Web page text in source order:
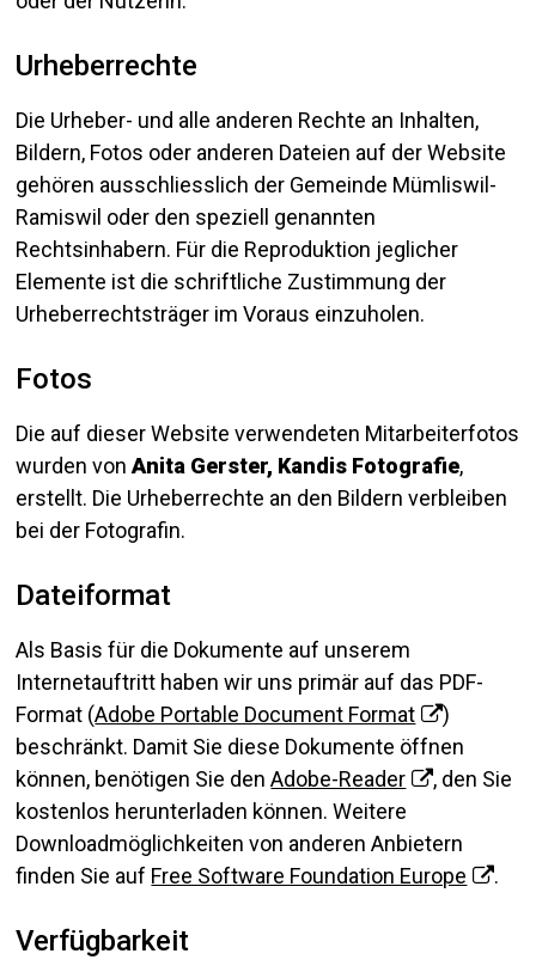
Urheberrechte
Die Urheber- und alle anderen Rechte an Inhalten,
Bildern, Fotos oder anderen Dateien auf der Website
gehören ausschliesslich der Gemeinde Mümliswil-
Ramiswil oder den speziell genannten
Rechtsinhabern. Für die Reproduktion jeglicher
Elemente ist die schriftliche Zustimmung der
Urheberrechtsträger im Voraus einzuholen.
Fotos
Die auf dieser Website verwendeten Mitarbeiterfotos
wurden vonAnita Gerster, Kandis Fotografie,
erstellt. Die Urheberrechte an den Bildern verbleiben
bei der Fotografin.
Dateiformat
Als Basis für die Dokumente auf unserem
Internetauftritt haben wir uns primär auf das PDF-
Format (Adobe Portable Document Format
)
beschränkt. Damit Sie diese Dokumente öffnen
können, benötigen Sie denAdobe-Reader
, den Sie
kostenlos herunterladen können. Weitere
Downloadmöglichkeiten von anderen Anbietern
finden Sie auf Free Software Foundation Europe .
Verfügbarkeit